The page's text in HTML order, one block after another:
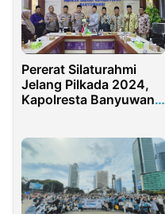
Pererat Silaturahmi
Jelang Pilkada 2024,
Kapolresta Banyuwangi
Muhamadiyah
Banyuwangi